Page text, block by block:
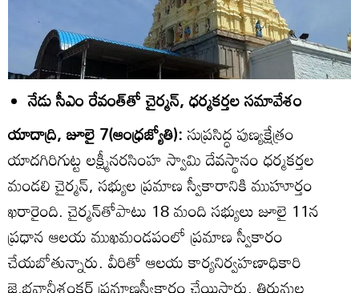
నేడు సీఎం రేవంత్‌తో చైర్మన్‌, ధర్మకర్తల సమావేశం
యాదాద్రి, జూలై 7(ఆంధ్రజ్యోతి):సుప్రసిద్ధ పుణ్యక్షేత్రం
యాదగిరిగుట్ట లక్ష్మీనరసింహ స్వామి దేవస్థానం ధర్మకర్తల
మండలి చైర్మన్‌, సభ్యుల ప్రమాణ స్వీకారానికి ముహూర్తం
ఖరారైంది. చైర్మన్‌తోపాటు 18 మంది సభ్యులు జూలై 11న
ప్రధాన ఆలయ ముఖమండపంలో ప్రమాణ స్వీకారం
చేయబోతున్నారు. వీరితో ఆలయ కార్యనిర్వహణాధికారి